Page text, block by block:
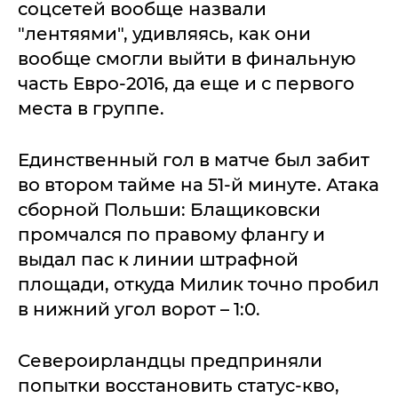
соцсетей вообще назвали
"лентяями", удивляясь, как они
вообще смогли выйти в финальную
часть Евро-2016, да еще и с первого
места в группе.
Единственный гол в матче был забит
во втором тайме на 51-й минуте. Атака
сборной Польши: Блащиковски
промчался по правому флангу и
выдал пас к линии штрафной
площади, откуда Милик точно пробил
в нижний угол ворот – 1:0.
Североирландцы предприняли
попытки восстановить статус-кво,